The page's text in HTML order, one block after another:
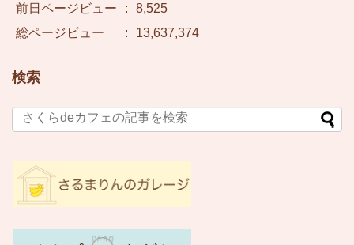
前日ページビュー
:
8,525
総ページビュー
: 13,637,374
検索